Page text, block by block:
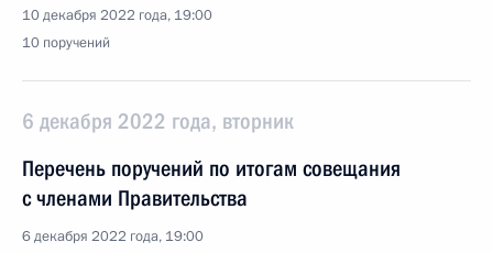
10 декабря 2022 года, 19:00
10 поручений
6 декабря 2022 года, вторник
Перечень поручений по итогам совещания
с членами Правительства
6 декабря 2022 года, 19:00